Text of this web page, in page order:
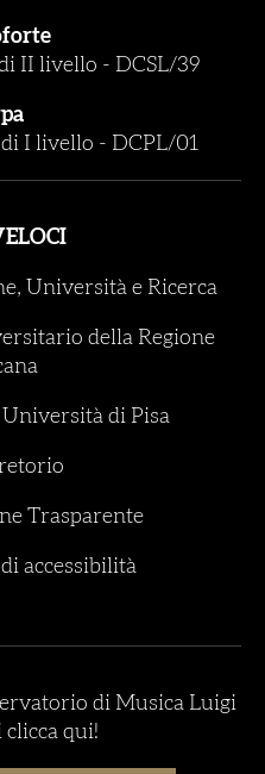
II livello - DCSL/39
I livello - DCPL/01
Università e Ricerca
della Regione
di Pisa
Trasparente
accessibilità
di Musica Luigi
qui!